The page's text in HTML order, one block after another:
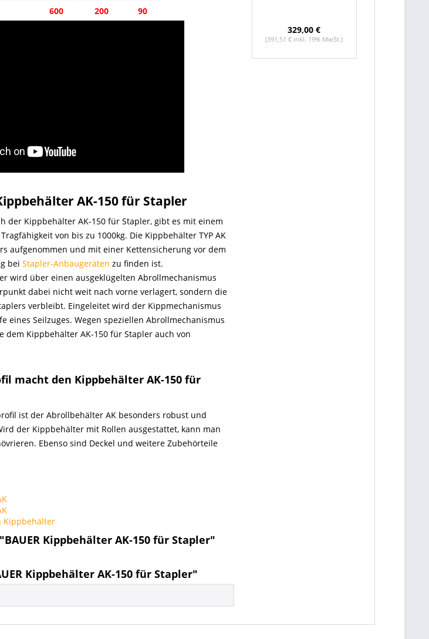
600 200 90
AK-150 für Stapler
der Kippbehälter AK-150 für Stapler, gibt es mit einem
von bis zu 1000kg. Die Kippbehälter TYP AK
aufgenommen und mit einer Kettensicherung vor dem
bei Stapler-Anbaugeräten zu finden ist.
wird über einen ausgeklügelten Abrollmechanismus
dabei nicht weit nach vorne verlagert, sondern die
verbleibt. Eingeleitet wird der Kippmechanismus
eines Seilzuges. Wegen speziellen Abrollmechanismus
Kippbehälter AK-150 für Stapler auch von
macht den Kippbehälter AK-150 für
ist der Abrollbehälter AK besonders robust und
der Kippbehälter mit Rollen ausgestattet, kann man
Ebenso sind Deckel und weitere Zubehörteile
Kippbehälter
Kippbehälter AK-150 für Stapler"
Kippbehälter AK-150 für Stapler"
329,00 €
(391,51 € inkl. 19% MwSt.)